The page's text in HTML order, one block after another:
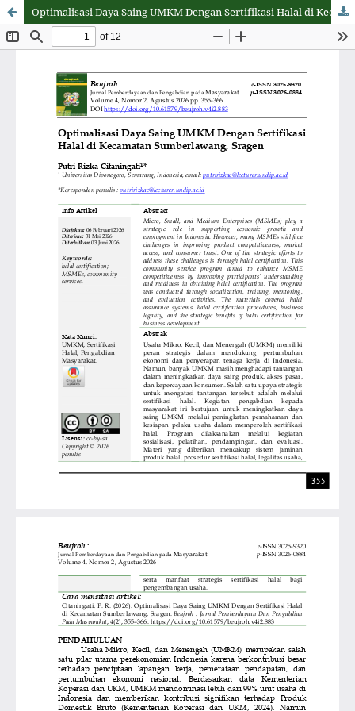
Optimalisasi Daya Saing UMKM Dengan Sertifikasi Halal di Kecamatan Sumberlawang, Sragen